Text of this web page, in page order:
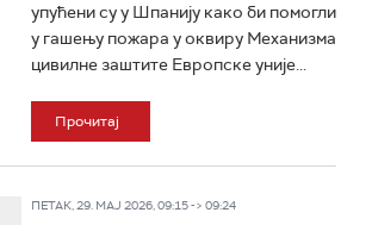
упућени су у Шпанију како би помогли
у гашењу пожара у оквиру Механизма
цивилне заштите Европске уније...
Прочитај
ПЕТАК, 29. МАЈ 2026, 09:15 -> 09:24